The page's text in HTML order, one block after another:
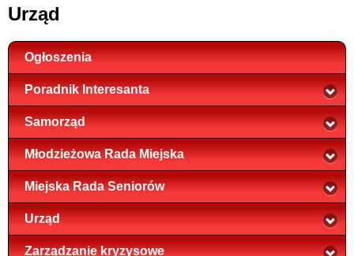
Urząd
Ogłoszenia
Poradnik Interesanta
Samorząd
Młodzieżowa Rada Miejska
Miejska Rada Seniorów
Urząd
Zarządzanie kryzysowe